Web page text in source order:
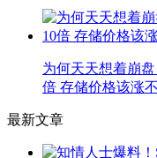
为何天天想着崩
倍 存储价格该涨
最新文章